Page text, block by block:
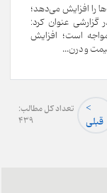
را افزایش می‌دهد؛
گزارشی عنوان کرد:
است؛ افزایش
و درن...
تعداد کل مطالب:
439
<
قبلی